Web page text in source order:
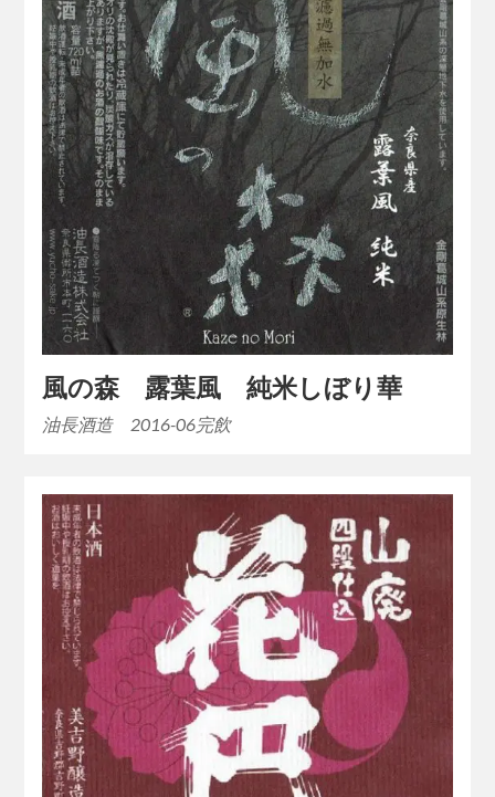
風の森 露葉風 純米しぼり華
油長酒造 2016-06完飲